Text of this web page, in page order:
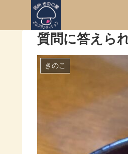
質問に答えら
きのこ